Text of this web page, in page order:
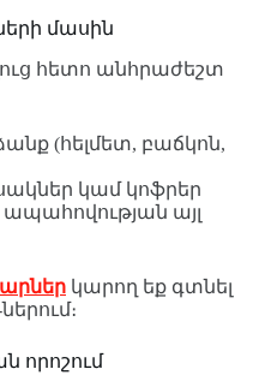
մասին
հետո անհրաժեշտ
(հելմետ, բաճկոն,
կամ կոֆրեր
այլ
կարող եք գտնել
որոշում